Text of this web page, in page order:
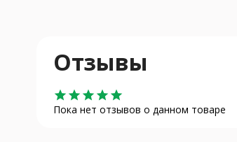
Отзывы
star star star star star
Пока нет отзывов о данном товаре